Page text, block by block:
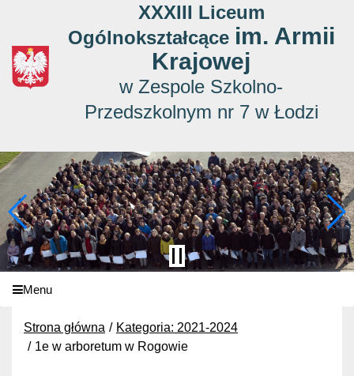
XXXIII Liceum
Ogólnokształcące im. Armii
Krajowej
w Zespole Szkolno-
Przedszkolnym nr 7 w Łodzi
Menu
Strona główna
Kategoria: 2021-2024
1e w arboretum w Rogowie